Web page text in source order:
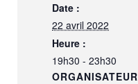
Date :
22 avril 2022
Heure :
19h30 - 23h30
ORGANISATEUR